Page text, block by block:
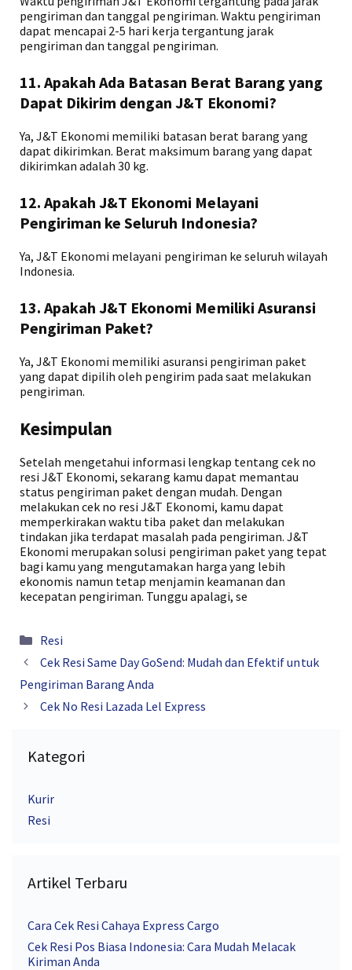
pengiriman dan tanggal pengiriman. Waktu pengiriman
dapat mencapai 2-5 hari kerja tergantung jarak
pengiriman dan tanggal pengiriman.
11. Apakah Ada Batasan Berat Barang yang
Dapat Dikirim dengan J&T Ekonomi?
Ya, J&T Ekonomi memiliki batasan berat barang yang
dapat dikirimkan. Berat maksimum barang yang dapat
dikirimkan adalah 30 kg.
12. Apakah J&T Ekonomi Melayani
Pengiriman ke Seluruh Indonesia?
Ya, J&T Ekonomi melayani pengiriman ke seluruh wilayah
Indonesia.
13. Apakah J&T Ekonomi Memiliki Asuransi
Pengiriman Paket?
Ya, J&T Ekonomi memiliki asuransi pengiriman paket
yang dapat dipilih oleh pengirim pada saat melakukan
pengiriman.
Kesimpulan
Setelah mengetahui informasi lengkap tentang cek no
resi J&T Ekonomi, sekarang kamu dapat memantau
status pengiriman paket dengan mudah. Dengan
melakukan cek no resi J&T Ekonomi, kamu dapat
memperkirakan waktu tiba paket dan melakukan
tindakan jika terdapat masalah pada pengiriman. J&T
Ekonomi merupakan solusi pengiriman paket yang tepat
bagi kamu yang mengutamakan harga yang lebih
ekonomis namun tetap menjamin keamanan dan
kecepatan pengiriman. Tunggu apalagi, se
Kategori
Resi
Cek Resi Same Day GoSend: Mudah dan Efektif untuk
Pengiriman Barang Anda
Cek No Resi Lazada Lel Express
Kategori
Kurir
Resi
Artikel Terbaru
Cara Cek Resi Cahaya Express Cargo
Cek Resi Pos Biasa Indonesia: Cara Mudah Melacak
Kiriman Anda